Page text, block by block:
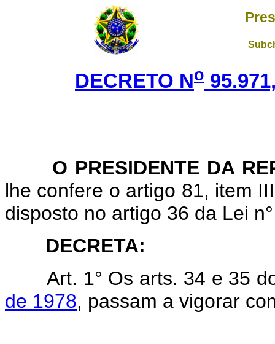
DECRETO No
O PRESIDENTE DA
lhe confere o artigo 81, item
disposto no artigo 36 da Lei
DECRETA:
Art. 1° Os arts. 34 e 35
de 1978, passam a vigorar